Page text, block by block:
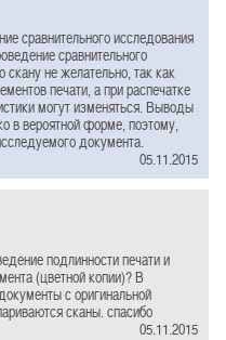
сравнительного исследования
сравнительного
скану не желательно, так как
печати, а при распечатке
могут изменяться. Выводы
в вероятной форме, поэтому,
документа.
05.11.2015
подлинности печати и
(цветной копии)? В
с оригинальной
сканы. спасибо
05.11.2015